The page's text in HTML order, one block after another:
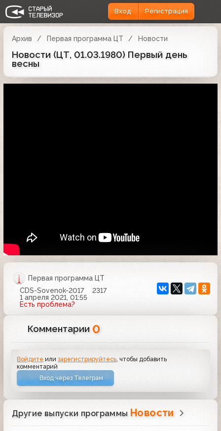
Вход Регистрация
Архив Первая программа ЦТ Новости
Новости (ЦТ, 01.03.1980) Первый день
весны
Первая программа ЦТ
CDS-Sovenok-2017
2317
1 апреля 2021, 01:55
Есть проблема?
Комментарии 0
Войдите илизарегистрируйтесь , чтобы добавить
комментарий
Вход через Телеграм
Другие выпуски программы Новости